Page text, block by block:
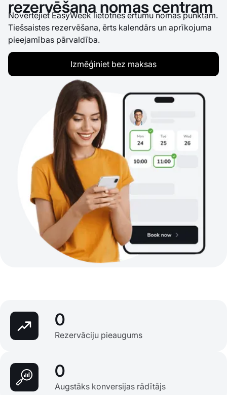
rezervēšana nomas centram
Novērtējiet EasyWeek lietotnes ērtumu nomas punktam.
Tiešsaistes rezervēšana, ērts kalendārs un aprīkojuma
pieejamības pārvaldība.
Izmēģiniet bez maksas
0
Rezervāciju pieaugums
0
Augstāks konversijas rādītājs